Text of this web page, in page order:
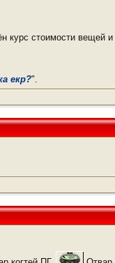
курс стоимости вещей
екр?".